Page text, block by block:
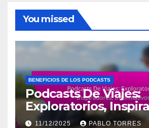
You missed
BENEFICIOS DE LOS PODCASTS
Podcasts De Viajes:
Exploratorios,
Informativos
11/12/2025 PABLO TORRES